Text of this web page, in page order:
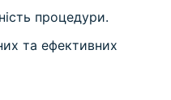
процедури.
та ефективних